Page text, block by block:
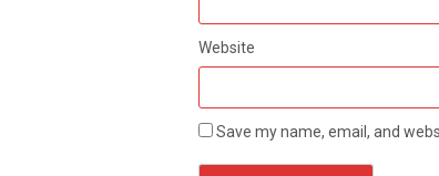
Website
Save my name, email, and